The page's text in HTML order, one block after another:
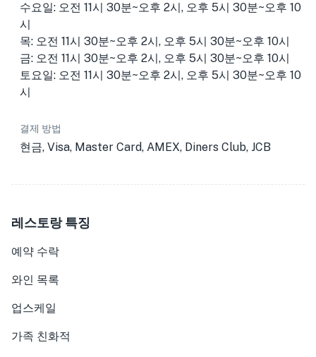
수요일: 오전 11시 30분~오후 2시, 오후 5시 30분~오후 10
시
목: 오전 11시 30분~오후 2시, 오후 5시 30분~오후 10시
금: 오전 11시 30분~오후 2시, 오후 5시 30분~오후 10시
토요일: 오전 11시 30분~오후 2시, 오후 5시 30분~오후 10
시
결제 방법
현금, Visa, Master Card, AMEX, Diners Club, JCB
레스토랑 특징
예약 수락
와인 목록
업스케일
가족 친화적